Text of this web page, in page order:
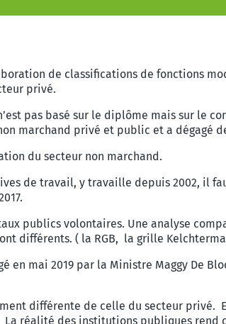
de classifications de fonctions
privé.
pas basé sur le diplôme mais sur le
marchand privé et public et a dégagé
du secteur non marchand.
de travail, y travaille depuis 2002, il
publics volontaires. Une analyse
différents. ( la RGB, la grille
en mai 2019 par la Ministre Maggy De
différente de celle du secteur privé.
réalité des institutions publiques rend